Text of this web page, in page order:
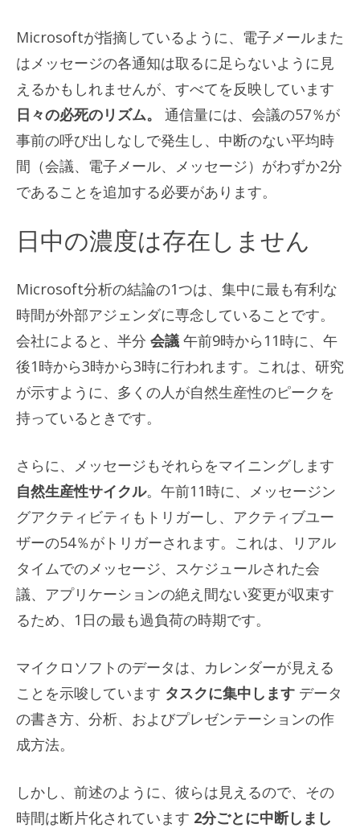
Microsoftが指摘しているように、電子メールまた
はメッセージの各通知は取るに足らないように見
えるかもしれませんが、すべてを反映しています
日々の必死のリズム。
通信量には、会議の57％が
事前の呼び出しなしで発生し、中断のない平均時
間（会議、電子メール、メッセージ）がわずか2分
であることを追加する必要があります。
日中の濃度は存在しません
Microsoft分析の結論の1つは、集中に最も有利な
時間が外部アジェンダに専念していることです。
会社によると、半分 会議 午前9時から11時に、午
後1時から3時から3時に行われます。これは、研究
が示すように、多くの人が自然生産性のピークを
持っているときです。
さらに、メッセージもそれらをマイニングします
自然生産性サイクル。午前11時に、メッセージン
グアクティビティもトリガーし、アクティブユー
ザーの54％がトリガーされます。これは、リアル
タイムでのメッセージ、スケジュールされた会
議、アプリケーションの絶え間ない変更が収束す
るため、1日の最も過負荷の時期です。
マイクロソフトのデータは、カレンダーが見える
ことを示唆しています タスクに集中します データ
の書き方、分析、およびプレゼンテーションの作
成方法。
しかし、前述のように、彼らは見えるので、その
時間は断片化されています 2分ごとに中断しまし